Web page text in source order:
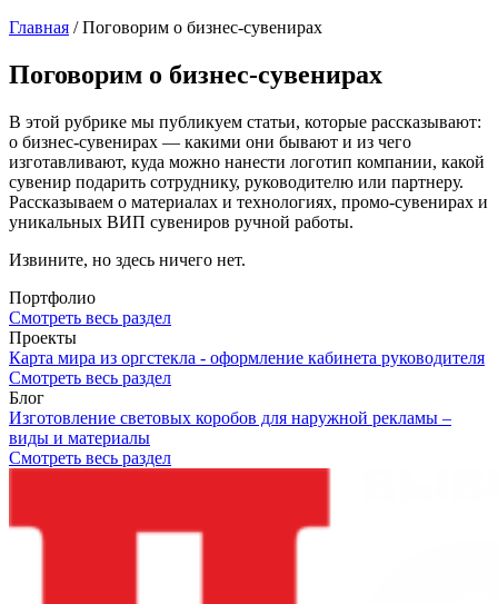
Главная /Поговорим о бизнес-сувенирах
Поговорим о бизнес-сувенирах
В этой рубрике мы публикуем статьи, которые рассказывают:
о бизнес-сувенирах — какими они бывают и из чего
изготавливают, куда можно нанести логотип компании, какой
сувенир подарить сотруднику, руководителю или партнеру.
Рассказываем о материалах и технологиях, промо-сувенирах и
уникальных ВИП сувениров ручной работы.
Извините, но здесь ничего нет.
Портфолио
Смотреть весь раздел
Проекты
Карта мира из оргстекла - оформление кабинета руководителя
Смотреть весь раздел
Блог
Изготовление световых коробов для наружной рекламы –
виды и материалы
Смотреть весь раздел